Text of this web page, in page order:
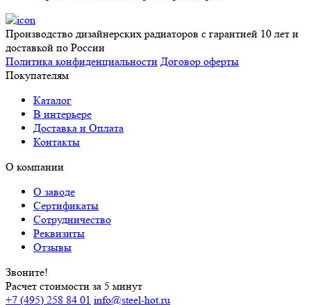
Производство дизайнерских радиаторов с гарантией 10 лет и
доставкой по России
Политика конфиденциальности Договор оферты
Покупателям
Каталог
В интерьере
Доставка и Оплата
Контакты
О компании
О заводе
Сертификаты
Сотрудничество
Реквизиты
Отзывы
Звоните!
Расчет стоимости за 5 минут
+7 (495) 258 84 01 info@steel-hot.ru